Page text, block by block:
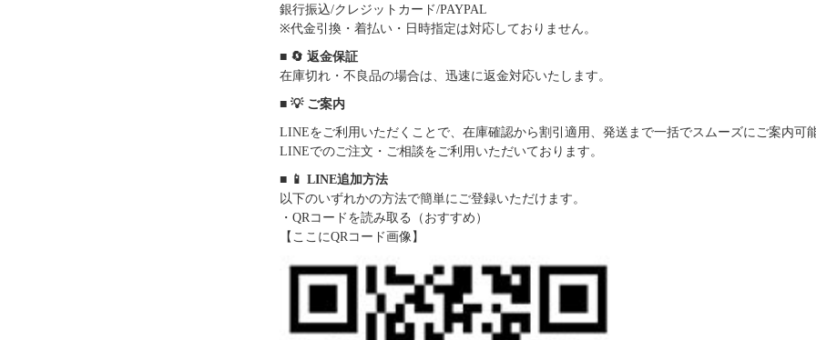
銀行振込/クレジットカード/PAYPAL
※代金引換・着払い・日時指定は対応しておりません。
■ 🔄 返金保証
在庫切れ・不良品の場合は、迅速に返金対応いたします。
■ 💡 ご案内
LINEをご利用いただくことで、在庫確認から割引適用、発送まで一括でスムーズにご案内可
LINEでのご注文・ご相談をご利用いただいております。
■ 📱 LINE追加方法
以下のいずれかの方法で簡単にご登録いただけます。
・QRコードを読み取る（おすすめ）
【ここにQRコード画像】